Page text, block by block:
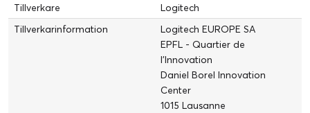
TOTAL G HUB-KONTROLL
Service och support
Typ:
2 års garanti
Tillverkare
Logitech
Tillverkarinformation
Logitech EUROPE SA
EPFL - Quartier de
l'Innovation
Daniel Borel Innovation
Center
1015 Lausanne